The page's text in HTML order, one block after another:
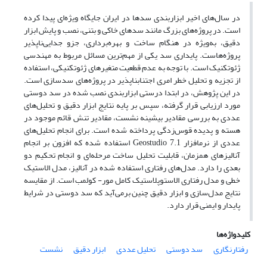
در سال‌های اخیر ابزاربندی سدها در ایران جایگاه ویژه‌ای پیدا کرده
است. در پروژه‌های بزرگ مانند سدهای خاکی و بتنی، نصب و پایش ابزار
دقیق، به‌ویژه در هنگام ساخت و بهره‌برداری، جزو جدایی‌ناپذیر
پروژه‌هاست. پایداری سد یکی از مهم‌ترین مسائل مربوط به مهندسی
ژئوتکنیک است. با توجه به عدم قطعیت متغیرهای ژئوتکنیکی، استفاده
از تجزیه و تحلیل خطر امری اجتناب‎ناپذیر در پروژه‌های سدسازی است.
در این پژوهش، در ابتدا درستی ابزاربندی نصب شده در سد دوستی
مورد ارزیابی قرار گرفته، سپس بر پایه نتایج ابزار دقیق و تحلیل‌های
عددی به بررسی مقادیر بیشینه نشست، مقادیر تنش قائم موجود در
هسته و پدیده قوس‌زدگی پرداخته شده است. برای انجام تحلیل‌های
عددی از نرم‎افزار Geostudio 7.1 استفاده شده که افزون بر انجام
آنالیزهای همزمان، قابلیت تحلیل ساخت مرحله‌ای و انجام تحکیم دو
بعدی را دارد. مدل‌های رفتاری استفاده شده در آنالیز، مدل الاستیک
خطی و مدل رفتاری الاستوپلاستیک کامل مور- کولمب است. از مقایسه
نتایج مدل‌سازی و ابزار دقیق چنین برمی‌آید که سد دوستی در شرایط
پایدار و ایمنی قرار دارد.
کلیدواژه‌ها
رفتارنگاری
سد دوستی تحلیل عددی ابزار دقیق
نشست